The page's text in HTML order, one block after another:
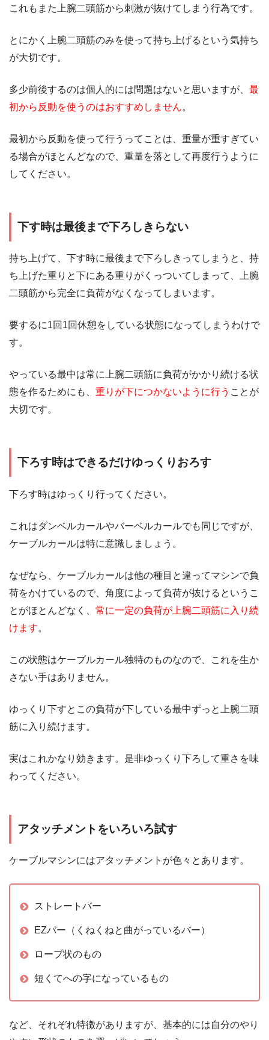
これもまた上腕二頭筋から刺激が抜けてしまう行為です。
とにかく上腕二頭筋のみを使って持ち上げるという気持ち
が大切です。
多少前後するのは個人的には問題はないと思いますが、 最
初から反動を使うのはおすすめしません。
最初から反動を使って行うってことは、重量が重すぎてい
る場合がほとんどなので、重量を落として再度行うように
してください。
下す時は最後まで下ろしきらない
持ち上げて、下す時に最後まで下ろしきってしまうと、持
ち上げた重りと下にある重りがくっついてしまって、上腕
二頭筋から完全に負荷がなくなってしまいます。
要するに1回1回休憩をしている状態になってしまうわけで
す。
やっている最中は常に上腕二頭筋に負荷がかかり続ける状
態を作るためにも、 重りが下につかないように行う ことが
大切です。
下ろす時はできるだけゆっくりおろす
下ろす時はゆっくり行ってください。
これはダンベルカールやバーベルカールでも同じですが、
ケーブルカールは特に意識しましょう。
なぜなら、ケーブルカールは他の種目と違ってマシンで負
荷をかけているので、角度によって負荷が抜けるというこ
とがほとんどなく、 常に一定の負荷が上腕二頭筋に入り続
けます。
この状態はケーブルカール独特のものなので、これを生か
さない手はありません。
ゆっくり下すとこの負荷が下している最中ずっと上腕二頭
筋に入り続けます。
実はこれかなり効きます。是非ゆっくり下ろして重さを味
わってください。
アタッチメントをいろいろ試す
ケーブルマシンにはアタッチメントが色々とあります。
ストレートバー
EZバー（くねくねと曲がっているバー）
ロープ状のもの
短くてへの字になっているもの
など、それぞれ特徴がありますが、基本的には自分のやり